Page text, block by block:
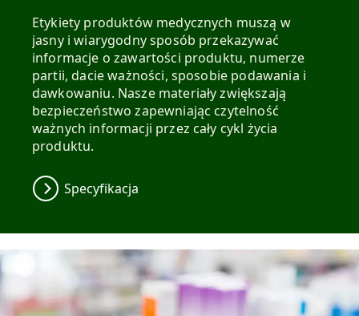
Etykiety produktów medycznych muszą w
jasny i wiarygodny sposób przekazywać
informacje o zawartości produktu, numerze
partii, dacie ważności, sposobie podawania i
dawkowaniu. Nasze materiały zwiększają
bezpieczeństwo zapewniając czytelność
ważnych informacji przez cały cykl życia
produktu.
Specyfikacja